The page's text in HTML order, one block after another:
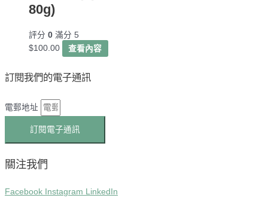
80g)
評分 0 滿分 5
$100.00 查看內容
訂閱我們的電子通訊
電郵地址
訂閱電子通訊
關注我們
Facebook Instagram LinkedIn